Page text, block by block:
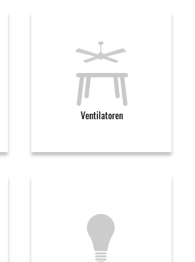
Ventilatoren